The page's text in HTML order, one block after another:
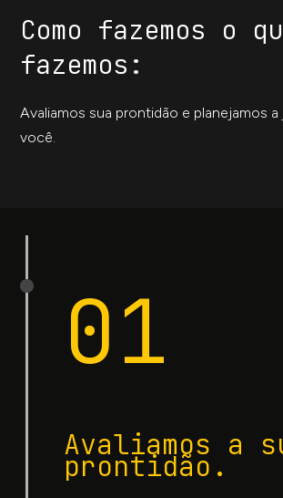
Como fazemos o
fazemos:
Avaliamos sua prontidão e planejamos
você.
01
Avaliamos a
prontidão.